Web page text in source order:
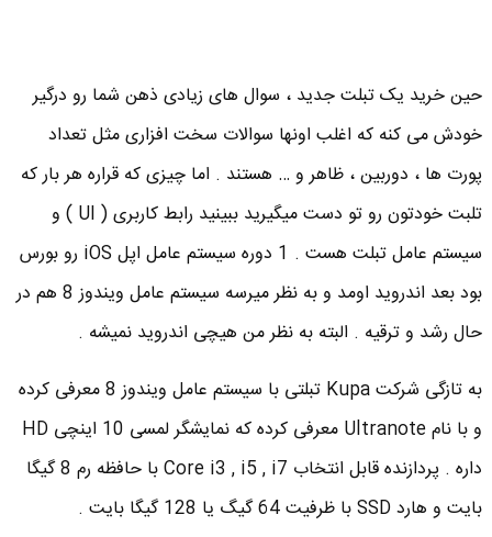
حین خرید یک تبلت جدید ، سوال های زیادی ذهن شما رو درگیر
خودش می کنه که اغلب اونها سوالات سخت افزاری مثل تعداد
پورت ها ، دوربین ، ظاهر و … هستند . اما چیزی که قراره هر بار که
تلبت خودتون رو تو دست میگیرید ببینید رابط کاربری ( UI ) و
سیستم عامل تبلت هست . 1 دوره سیستم عامل اپل iOS رو بورس
بود بعد اندروید اومد و به نظر میرسه سیستم عامل ویندوز 8 هم در
حال رشد و ترقیه . البته به نظر من هیچی اندروید نمیشه .
به تازگی شرکت Kupa تبلتی با سیستم عامل ویندوز 8 معرفی کرده
و با نام Ultranote معرفی کرده که نمایشگر لمسی 10 اینچی HD
داره . پردازنده قابل انتخاب Core i3 , i5 , i7 با حافظه رم 8 گیگا
بایت و هارد SSD با ظرفیت 64 گیگ یا 128 گیگا بایت .